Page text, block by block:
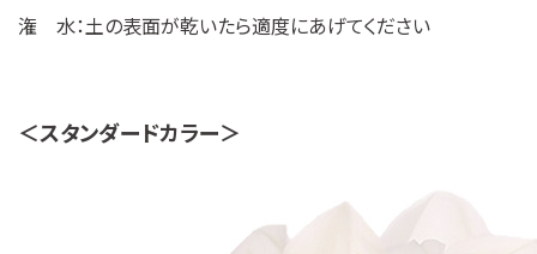
潅 水：土の表面が乾いたら適度にあげてください
＜スタンダードカラー＞